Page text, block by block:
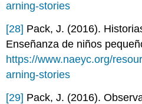
arning-stories
[28] Pack, J. (2016).
Enseñanza de niños
https://www.naeyc.org/
arning-stories
[29] Pack, J. (2016).